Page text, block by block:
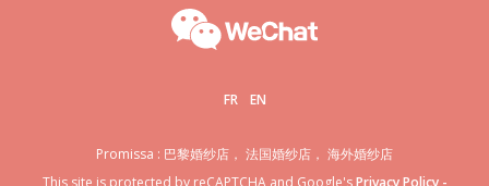
FR EN
Promissa : 巴黎婚纱店， 法国婚纱店， 海外婚纱店
This site is protected by reCAPTCHA and Google'sPrivacy Policy-